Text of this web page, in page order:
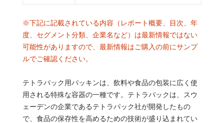
※下記に記載されている内容（レポート概要、目次、年
度、セグメント分類、企業名など）は最新情報ではない
可能性がありますので、最新情報はご購入の前にサンプ
ルでご確認ください。
テトラパック用パッキンは、飲料や食品の包装に広く使
用される特殊な容器の一種です。テトラパックは、スウ
ェーデンの企業であるテトラパック社が開発したもの
で、食品の保存性を高めるための技術が盛り込まれてい